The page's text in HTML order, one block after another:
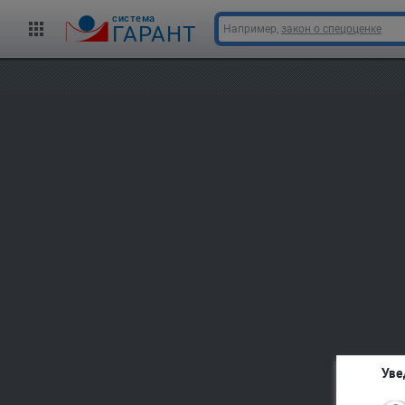
cистема
ГАРАНТ Например, закон о спецоценке